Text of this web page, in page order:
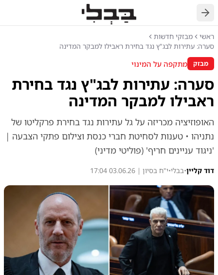
חזרה
ראשי
מבזקי חדשות
סערה: עתירות לבג"ץ נגד בחירת ראבילו למבקר המדינה
מבזק מתקפה על המינוי
סערה: עתירות לבג"ץ נגד בחירת
ראבילו למבקר המדינה
האופוזיציה מכריזה על גל עתירות נגד בחירת פרקליטו של
נתניהו • טענות לסחיטת חברי כנסת וצילום פתקי הצבעה |
'ניגוד עניינים חריף' (פוליטי מדיני)
דוד קליין•בבלי•י"ח בסיון | 03.06.26 17:04